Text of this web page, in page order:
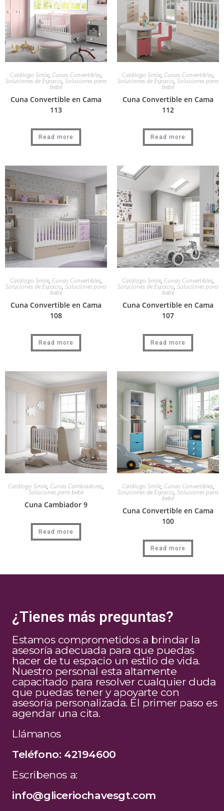
Catálogo Smile, Cunas Convertibles,
Soluciones de Espacio, Soluciones para
bebé
Cuna Convertible en Cama
113
Read more
Catálogo Smile, Cunas Convertibles,
Soluciones de Espacio, Soluciones para
bebé
Cuna Convertible en Cama
112
Read more
Catálogo Smile, Cunas Convertibles,
Soluciones de Espacio, Soluciones para
bebé
Cuna Convertible en Cama
108
Read more
Catálogo Smile, Cunas Convertibles,
Soluciones de Espacio, Soluciones para
bebé
Cuna Convertible en Cama
107
Read more
Catálogo Smile, Cunas Cambiadores,
Soluciones para bebé
Cuna Cambiador 9
Read more
Catálogo Smile, Cunas Convertibles,
Soluciones de Espacio, Soluciones para
bebé
Cuna Convertible en Cama
100
Read more
¿Tienes más preguntas?
Estamos comprometidos a brindar la
asesoría adecuada para que puedas
hacer de tu espacio un estilo de vida.
Nuestro personal esta altamente
capacitado para resolver cualquier duda
que puedas tener y apoyarte con
asesoría personalizada. El primer paso es
agendar una cita.
Llámanos
Teléfono: 42194600
Escribenos a:
info@gliceriochavesgt.com